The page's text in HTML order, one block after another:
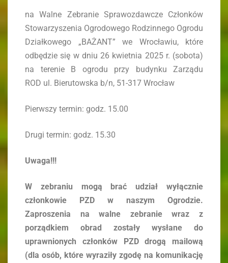
na Walne Zebranie Sprawozdawcze Członków
Stowarzyszenia Ogrodowego Rodzinnego Ogrodu
Działkowego „BAŻANT” we Wrocławiu, które
odbędzie się w dniu 26 kwietnia 2025 r. (sobota)
na terenie B ogrodu przy budynku Zarządu
ROD ul. Bierutowska b/n, 51-317 Wrocław
Pierwszy termin: godz. 15.00
Drugi termin: godz. 15.30
Uwaga!!!
W zebraniu mogą brać udział wyłącznie
członkowie PZD w naszym Ogrodzie.
Zaproszenia na walne zebranie wraz z
porządkiem obrad zostały wysłane do
uprawnionych członków PZD drogą mailową
(dla osób, które wyraziły zgodę na komunikację